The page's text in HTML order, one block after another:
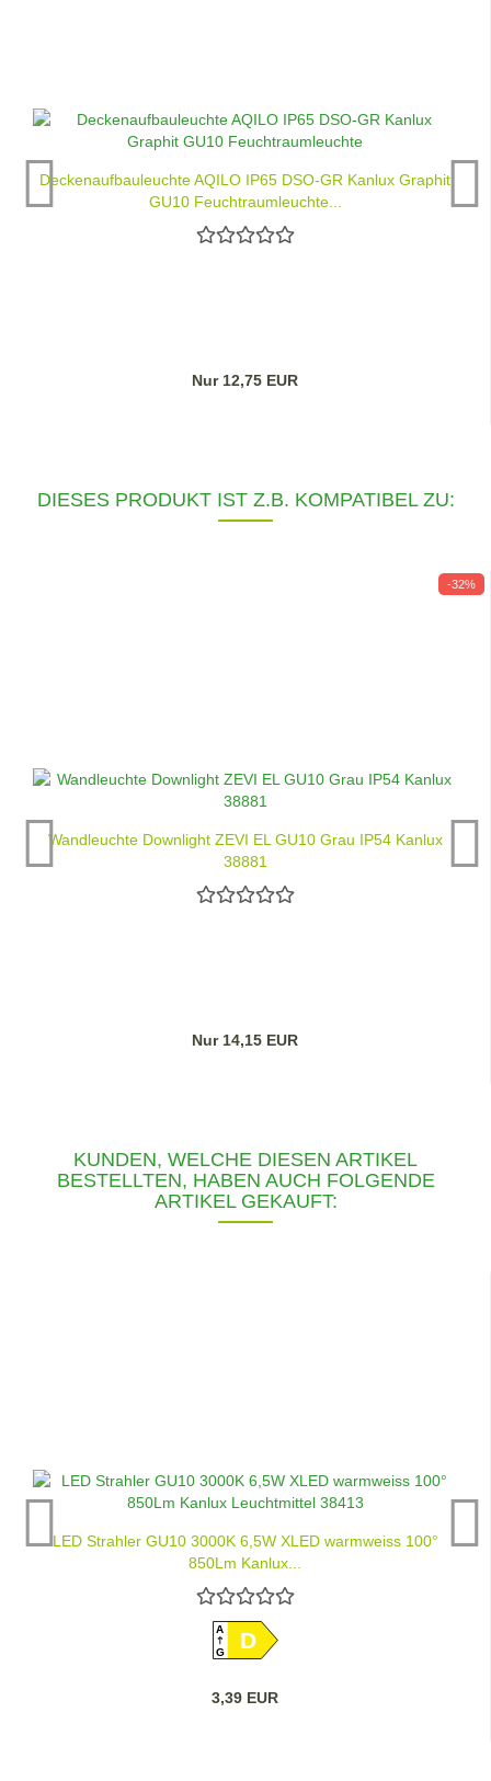
Deckenaufbauleuchte AQILO IP65 DSO-GR Kanlux Graphit
GU10 Feuchtraumleuchte...
Nur 12,75 EUR
DIESES PRODUKT IST Z.B. KOMPATIBEL ZU:
-32%
Wandleuchte Downlight ZEVI EL GU10 Grau IP54 Kanlux
38881
Nur 14,15 EUR
KUNDEN, WELCHE DIESEN ARTIKEL
BESTELLTEN, HABEN AUCH FOLGENDE
ARTIKEL GEKAUFT:
LED Strahler GU10 3000K 6,5W XLED warmweiss 100°
850Lm Kanlux...
A
GD
3,39 EUR